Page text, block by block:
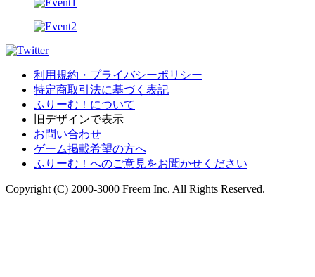
利用規約・プライバシーポリシー
特定商取引法に基づく表記
ふりーむ！について
旧デザインで表示
お問い合わせ
ゲーム掲載希望の方へ
ふりーむ！へのご意見をお聞かせください
Copyright (C) 2000-3000 Freem Inc. All Rights Reserved.